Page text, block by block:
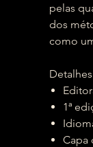
pelas
dos
como
1ª